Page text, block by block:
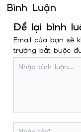
Bình Luận
Để lại bình
Email của bạn sẽ
trường bắt buộc